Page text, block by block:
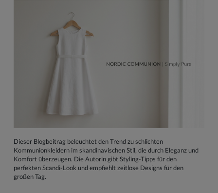
Dieser Blogbeitrag beleuchtet den Trend zu schlichten
Kommunionkleidern im skandinavischen Stil, die durch Eleganz und
Komfort überzeugen. Die Autorin gibt Styling-Tipps für den
perfekten Scandi-Look und empfiehlt zeitlose Designs für den
großen Tag.